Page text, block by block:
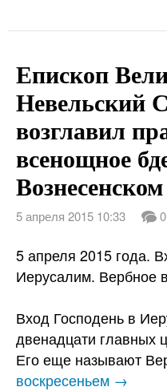
Епископ
Невельский
возглавил
всенощное
5 апреля 2015 10:33 0
5 апреля 2015 года.
Иерусалим. Вербное
Вход Господень в
двенадцати главных
Его еще называют
воскресеньем →